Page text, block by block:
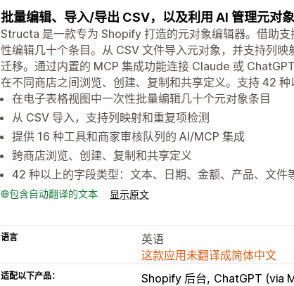
批量编辑、导入/导出 CSV，以及利用 AI 管理元对
Structa 是一款专为 Shopify 打造的元对象编辑器。借助
性编辑几十个条目。从 CSV 文件导入元对象，并支持列
迁移。通过内置的 MCP 集成功能连接 Claude 或
在不同商店之间浏览、创建、复制和共享定义。支持 42 种
在电子表格视图中一次性批量编辑几十个元对象条目
从 CSV 导入，支持列映射和重复项检测
提供 16 种工具和商家审核队列的 AI/MCP 集成
跨商店浏览、创建、复制和共享定义
42 种以上的字段类型：文本、日期、金额、产品、文件
包含自动翻译的文本 显示原文
语言
英语
这款应用未翻译成简体中文
适配以下产品： Shopify 后台 ChatGPT (via